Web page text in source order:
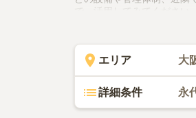
で、活用してみてください。
エリア 大
詳細条件 永